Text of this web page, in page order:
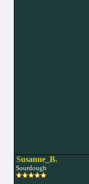
Susanne_B.
Sourdough